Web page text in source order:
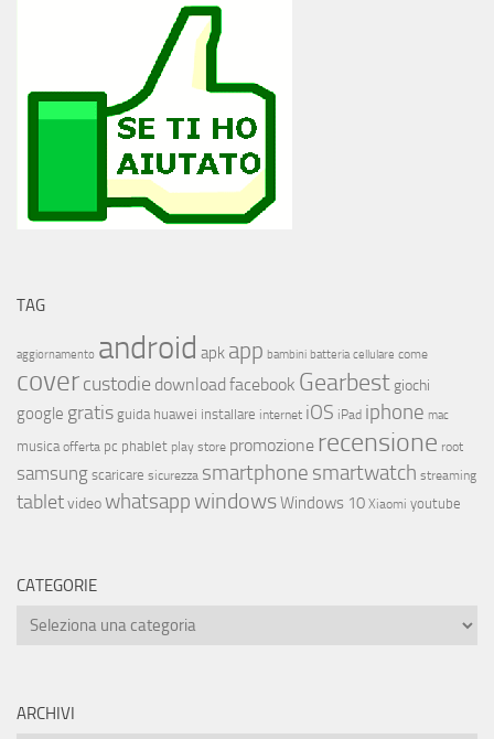
TAG
aggiornamento android apk app bambini batteria cellulare come
covercustodie download facebook Gearbest giochi
google gratis guida huawei installare internet iOS iPad iphone mac
musica offerta pc phablet play store promozione recensione root
samsungscaricare sicurezza smartphone smartwatch streaming
tabletvideowhatsappwindowsWindows 10 Xiaomi youtube
CATEGORIE
ARCHIVI